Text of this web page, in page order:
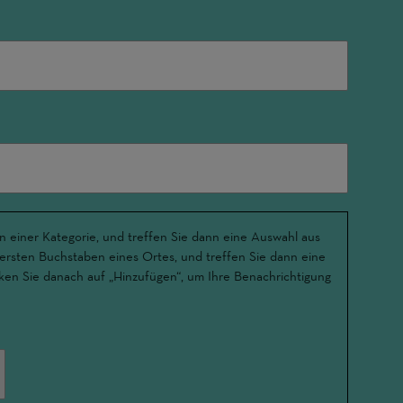
einer Kategorie, und treffen Sie dann eine Auswahl aus
Buchstaben eines Ortes, und treffen Sie dann eine
Sie danach auf „Hinzufügen“, um Ihre Benachrichtigung